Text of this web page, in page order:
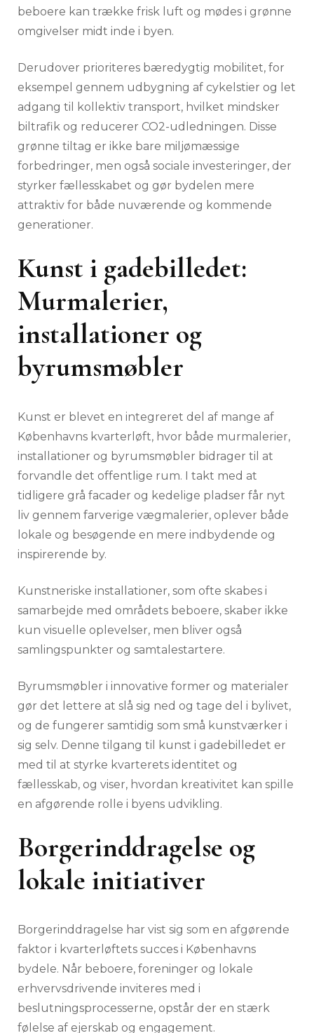
beboere kan trække frisk luft og mødes i grønne
omgivelser midt inde i byen.
Derudover prioriteres bæredygtig mobilitet, for
eksempel gennem udbygning af cykelstier og let
adgang til kollektiv transport, hvilket mindsker
biltrafik og reducerer CO2-udledningen. Disse
grønne tiltag er ikke bare miljømæssige
forbedringer, men også sociale investeringer, der
styrker fællesskabet og gør bydelen mere
attraktiv for både nuværende og kommende
generationer.
Kunst i gadebilledet:
Murmalerier,
installationer og
byrumsmøbler
Kunst er blevet en integreret del af mange af
Københavns kvarterløft, hvor både murmalerier,
installationer og byrumsmøbler bidrager til at
forvandle det offentlige rum. I takt med at
tidligere grå facader og kedelige pladser får nyt
liv gennem farverige vægmalerier, oplever både
lokale og besøgende en mere indbydende og
inspirerende by.
Kunstneriske installationer, som ofte skabes i
samarbejde med områdets beboere, skaber ikke
kun visuelle oplevelser, men bliver også
samlingspunkter og samtalestartere.
Byrumsmøbler i innovative former og materialer
gør det lettere at slå sig ned og tage del i bylivet,
og de fungerer samtidig som små kunstværker i
sig selv. Denne tilgang til kunst i gadebilledet er
med til at styrke kvarterets identitet og
fællesskab, og viser, hvordan kreativitet kan spille
en afgørende rolle i byens udvikling.
Borgerinddragelse og
lokale initiativer
Borgerinddragelse har vist sig som en afgørende
faktor i kvarterløftets succes i Københavns
bydele. Når beboere, foreninger og lokale
erhvervsdrivende inviteres med i
beslutningsprocesserne, opstår der en stærk
følelse af ejerskab og engagement.